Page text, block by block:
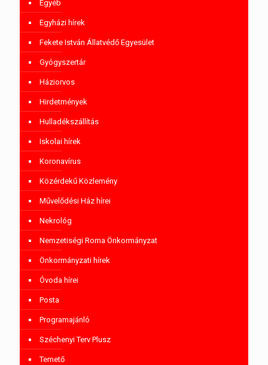
Egyéb
Egyházi hírek
Fekete István Állatvédő Egyesület
Gyógyszertár
Háziorvos
Hirdetmények
Hulladékszállítás
Iskolai hírek
Koronavírus
Közérdekű Közlemény
Művelődési Ház hírei
Nekrológ
Nemzetiségi Roma Önkormányzat
Önkormányzati hírek
Óvoda hírei
Posta
Programajánló
Széchenyi Terv Plusz
Temető